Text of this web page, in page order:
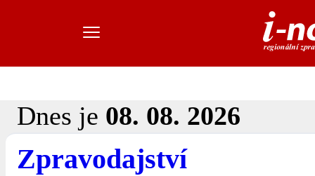
Dnes je 08. 08. 2026
Zpravodajství